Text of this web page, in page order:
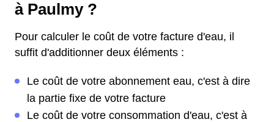
à Paulmy ?
Pour calculer le coût de votre facture d'eau, il
suffit d'additionner deux éléments :
Le coût de votre abonnement eau, c'est à dire
la partie fixe de votre facture
Le coût de votre consommation d'eau, c'est à